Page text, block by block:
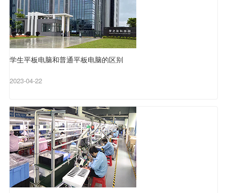
学生平板电脑和普通平板电脑的区别
2023-04-22